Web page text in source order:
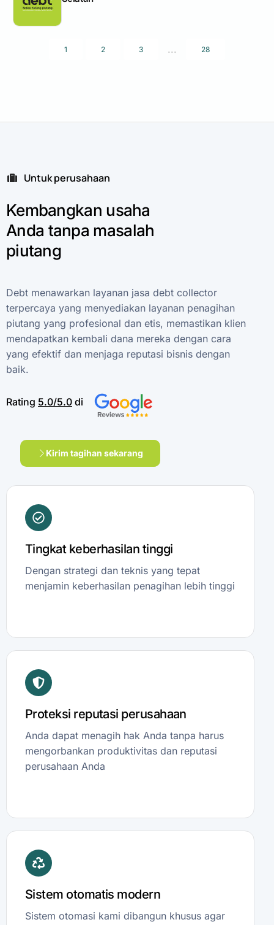
1 2 3 ... 28
Untuk perusahaan
Kembangkan usaha
Anda tanpa masalah
piutang
Debt menawarkan layanan jasa debt collector
terpercaya yang menyediakan layanan penagihan
piutang yang profesional dan etis, memastikan klien
mendapatkan kembali dana mereka dengan cara
yang efektif dan menjaga reputasi bisnis dengan
baik.
Rating 5.0/5.0 di
Kirim tagihan sekarang
Tingkat keberhasilan tinggi
Dengan strategi dan teknis yang tepat
menjamin keberhasilan penagihan lebih tinggi
Proteksi reputasi perusahaan
Anda dapat menagih hak Anda tanpa harus
mengorbankan produktivitas dan reputasi
perusahaan Anda
Sistem otomatis modern
Sistem otomasi kami dibangun khusus agar